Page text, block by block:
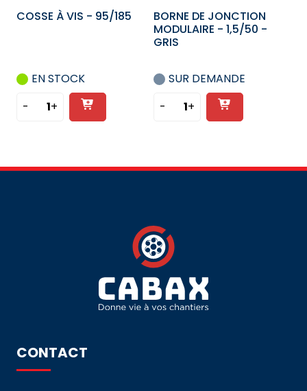
VERT-
COSSE À VIS - 95/185
EN STOCK
- quantité
À
+
Ajouter
au
BORNE DE JONCTION
MODULAIRE - 1,5/50 -
GRIS
SUR DEMANDE
- quantité
DE
1,5/50
-
GRIS
+
Ajouter
au
CONTACT